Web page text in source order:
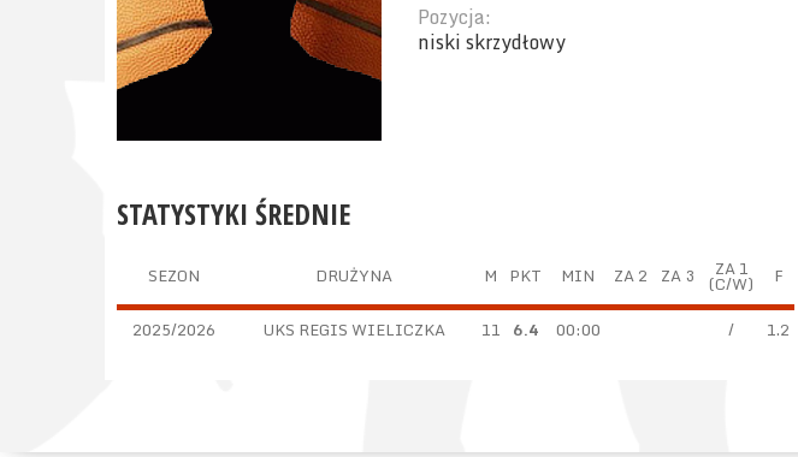
Pozycja:
niski skrzydłowy
STATYSTYKI ŚREDNIE
SEZON DRUŻYNA M PKT MIN ZA 2 ZA 3 ZA 1
(C/W) F
2025/2026 UKS REGIS WIELICZKA 11 6.4 00:00 / 1.2